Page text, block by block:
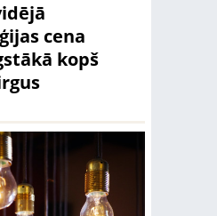
cena
kopš